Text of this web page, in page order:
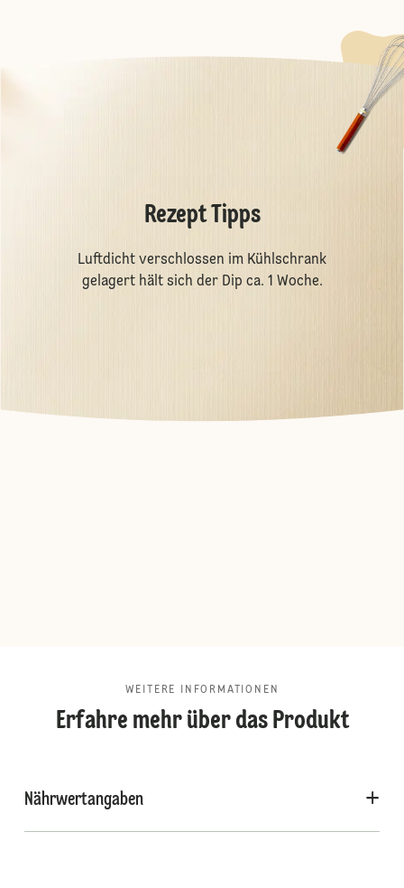
Rezept Tipps
Luftdicht verschlossen im Kühlschrank
gelagert hält sich der Dip ca. 1 Woche.
WEITERE INFORMATIONEN
Erfahre mehr über das Produkt
Nährwertangaben